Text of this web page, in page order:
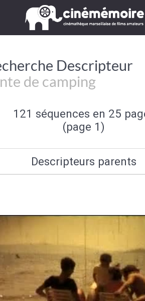
Descripteur
de camping
121 séquences en 25
(page 1)
Descripteurs parents